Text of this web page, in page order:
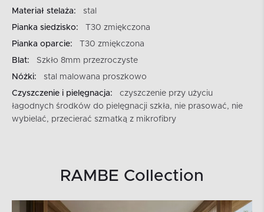
Materiał stelaża:
stal
Pianka siedzisko:
T30 zmiękczona
Pianka oparcie:
T30 zmiękczona
Blat:
Szkło 8mm przezroczyste
Nóżki:
stal malowana proszkowo
Czyszczenie i pielęgnacja:
czyszczenie przy użyciu
łagodnych środków do pielęgnacji szkła, nie prasować, nie
wybielać, przecierać szmatką z mikrofibry
RAMBE Collection